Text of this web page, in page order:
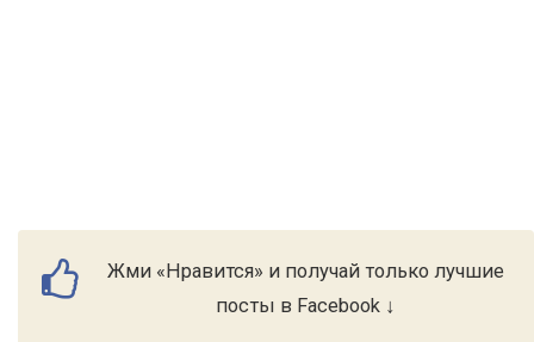
Жми «Нравится» и получай только лучшие
посты в Facebook ↓